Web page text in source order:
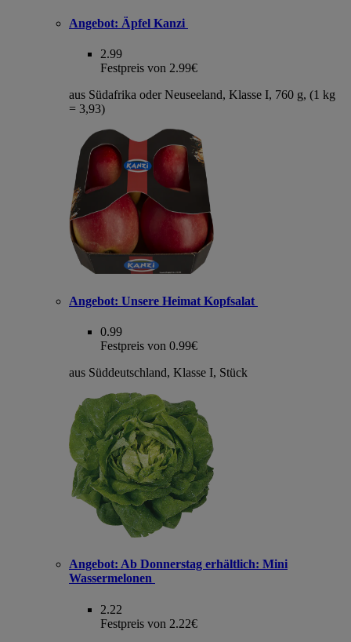
Angebot: Äpfel Kanzi
2.99
Festpreis von 2.99€
aus Südafrika oder Neuseeland, Klasse I, 760 g, (1 kg
= 3,93)
Angebot: Unsere Heimat Kopfsalat
0.99
Festpreis von 0.99€
aus Süddeutschland, Klasse I, Stück
Angebot: Ab Donnerstag erhältlich: Mini
Wassermelonen
2.22
Festpreis von 2.22€